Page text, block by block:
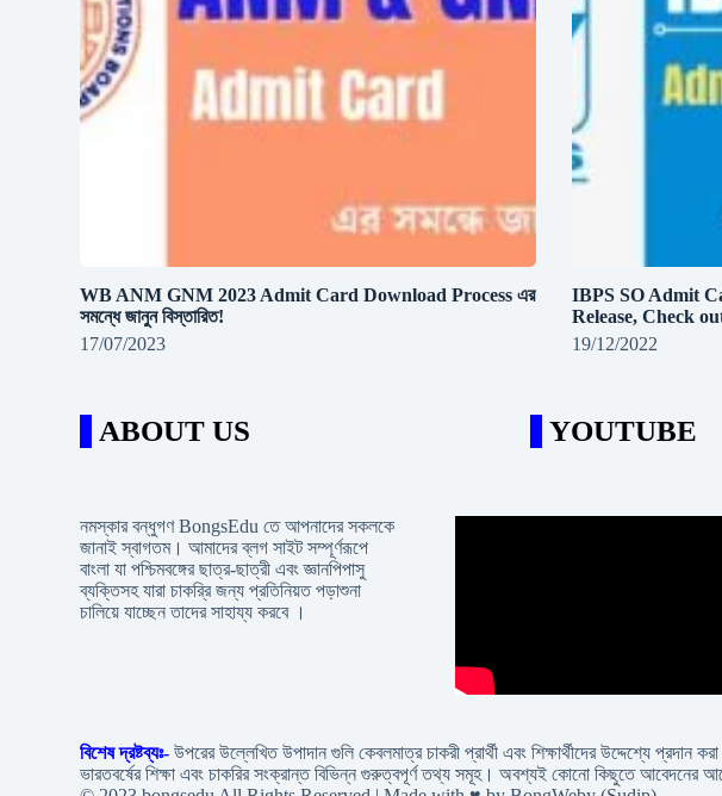
WB ANM GNM 2023 Admit Card Download Process এর
সমন্ধে জানুন বিস্তারিত!
17/07/2023
IBPS SO Admit
Release, Check
19/12/2022
ABOUT US
নমস্কার বন্ধুগণ BongsEdu তে আপনাদের সকলকে
জানাই স্বাগতম। আমাদের ব্লগ সাইট সম্পূর্ণরূপে
বাংলা যা পশ্চিমবঙ্গের ছাত্র-ছাত্রী এবং জ্ঞানপিপাসু
ব্যক্তিসহ যারা চাকরি্র জন্য প্রতিনিয়ত পড়াশুনা
চালিয়ে যাচ্ছেন তাদের সাহায্য করবে ।
YOUTUBE
বিশেষ দ্রষ্টব্যঃ-উপরের উল্লেখিত উপাদান গুলি কেবলমাত্র চাকরী প্রার্থী এবং শিক্ষার্থীদের উদ্দেশ্যে
ভারতবর্ষের শিক্ষা এবং চাকরির সংক্রান্ত বিভিন্ন গুরুত্বপূর্ণ তথ্য সমূহ। অবশ্যই কোনো কিছুতে